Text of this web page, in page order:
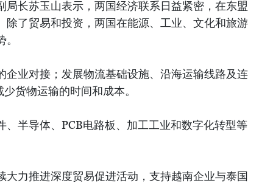
局长苏玉山表示，两国经济联系日益紧密，在东盟
除了贸易和投资，两国在能源、工业、文化和旅游
企业对接；发展物流基础设施、沿海运输线路及连
货物运输的时间和成本。
、半导体、PCB电路板、加工工业和数字化转型等
大力推进深度贸易促进活动，支持越南企业与泰国